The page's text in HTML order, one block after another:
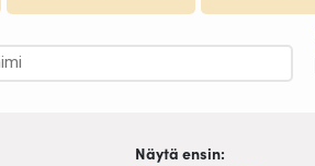
Näytä ensin: